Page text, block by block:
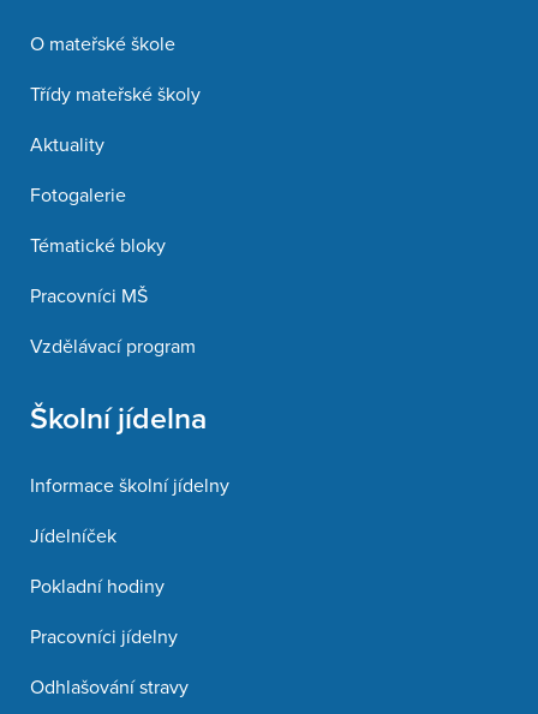
O mateřské škole
Třídy mateřské školy
Aktuality
Fotogalerie
Tématické bloky
Pracovníci MŠ
Vzdělávací program
Školní jídelna
Informace školní jídelny
Jídelníček
Pokladní hodiny
Pracovníci jídelny
Odhlašování stravy